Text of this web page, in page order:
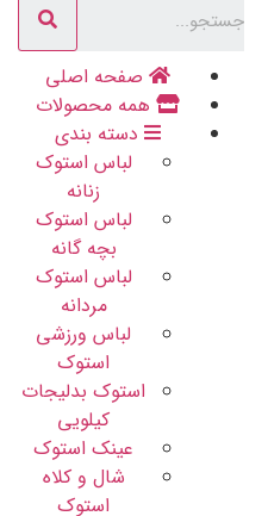
صفحه اصلی
همه محصولات
دسته بندی
لباس استوک
زنانه
لباس استوک
بچه گانه
لباس استوک
مردانه
لباس ورزشی
استوک
استوک بدلیجات
کیلویی
عینک استوک
شال و کلاه
استوک